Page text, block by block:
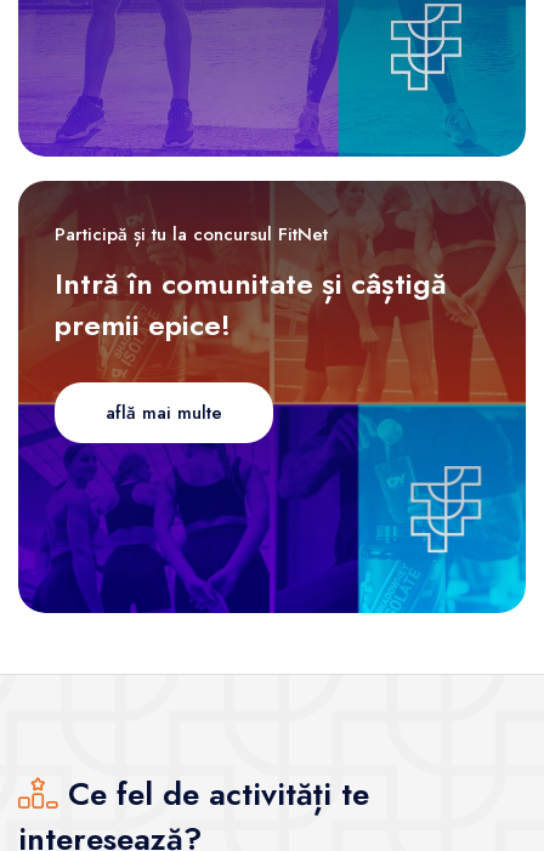
Participă și tu la concursul FitNet
Intră în comunitate și câștigă
premii epice!
află mai multe
Ce fel de activități te
interesează?